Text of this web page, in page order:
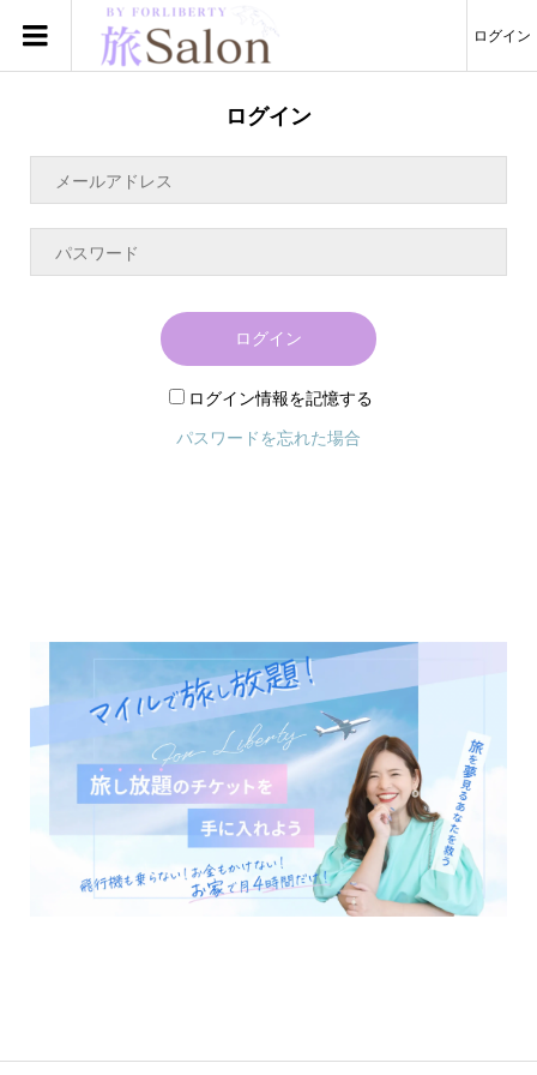
ログイン
ログイン
ログイン
ログイン情報を記憶する
パスワードを忘れた場合